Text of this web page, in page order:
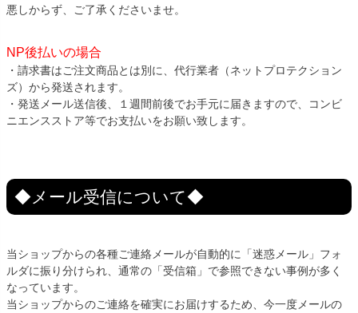
悪しからず、ご了承くださいませ。
NP後払いの場合
・請求書はご注文商品とは別に、代行業者（ネットプロテクション
ズ）から発送されます。
・発送メール送信後、１週間前後でお手元に届きますので、コンビ
ニエンスストア等でお支払いをお願い致します。
◆メール受信について◆
当ショップからの各種ご連絡メールが自動的に「迷惑メール」フォ
ルダに振り分けられ、通常の「受信箱」で参照できない事例が多く
なっています。
当ショップからのご連絡を確実にお届けするため、今一度メールの